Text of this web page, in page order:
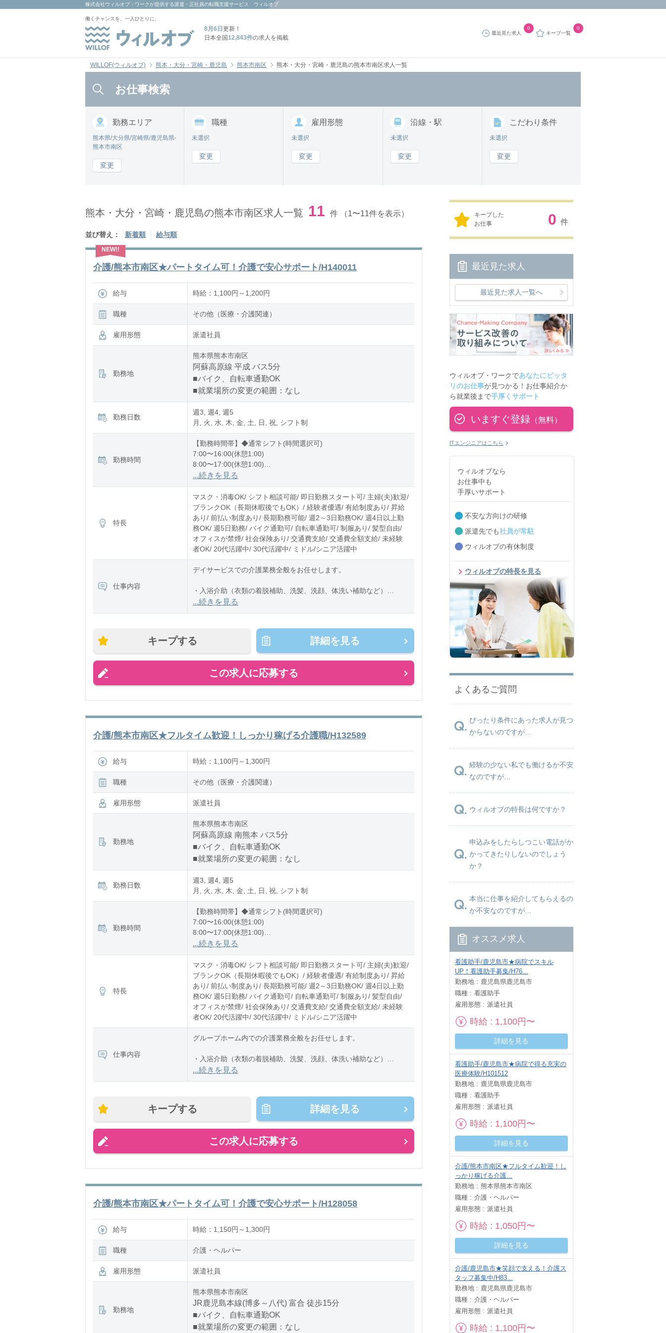
株式会社ウィルオブ・ワーク が提供する派遣・正社員の転職支援サービス ウィルオブ
働くチャンスを、一人ひとりに。
8月6日 更新！
日本全国12,843件の求人を掲載
最近見た求人
0
キープ一覧
0
WILLOF(ウィルオブ) 熊本・大分・宮崎・鹿児島 熊本市南区 熊本・大分・宮崎・鹿児島の熊本市南区求人一覧
お仕事検索
勤務エリア
熊本県/大分県/宮崎県/鹿児島県-
熊本市南区
変更
職種
未選択
変更
雇用形態
未選択
変更
沿線・駅
未選択
変更
こだわり 条件
未選択
変更
熊本・大分・宮崎・鹿児島の熊本市南区求人一覧 11 件 （1〜11件を表示）
並び替え： 新着順 給与順
介護/熊本市南区★パートタイム可！介護で安心サポート/H140011
給与 時給：1,100円～1,200円
職種 その他（医療・介護関連）
雇用形態 派遣社員
勤務地
熊本県熊本市南区
阿蘇高原線 平成 バス5分
■バイク、自転車通勤OK
■就業場所の変更の範囲：なし
勤務日数
週3, 週4, 週5
月, 火, 水, 木, 金, 土, 日, 祝, シフト制
勤務時間
【勤務時間帯】◆通常シフト(時間選択可)
7:00〜16:00(休憩1:00)
8:00〜17:00(休憩1:00)
12:00〜21:00(休憩1:00)
※残業：0〜10時間程度/月
...続きを見る
特長
マスク・消毒OK/ シフト相談可能/ 即日勤務スタート可/ 主婦(夫)歓迎/
ブランクOK（長期休暇後でもOK）/ 経験者優遇/ 有給制度あり/ 昇給
あり/ 前払い制度あり/ 長期勤務可能/ 週2～3日勤務OK/ 週4日以上勤
務OK/ 週5日勤務/ バイク通勤可/ 自転車通勤可/ 制服あり/ 髪型自由/
オフィスが禁煙/ 社会保険あり/ 交通費支給/ 交通費全額支給/ 未経験
者OK/ 20代活躍中/ 30代活躍中/ ミドル/シニア活躍中
仕事内容
デイサービスでの介護業務全般をお任せします。
・入浴介助（衣類の着脱補助、洗髪、洗顔、体洗い補助など）
・食事介助（食事摂取のサポート、声掛け、見守り、配膳など）
...続きを見る
キープする 詳細を見る
この求人に応募する
介護/熊本市南区★フルタイム歓迎！しっかり稼げる介護職/H132589
給与 時給：1,100円～1,300円
職種 その他（医療・介護関連）
雇用形態 派遣社員
勤務地
熊本県熊本市南区
阿蘇高原線 南熊本 バス5分
■バイク、自転車通勤OK
■就業場所の変更の範囲：なし
勤務日数
週3, 週4, 週5
月, 火, 水, 木, 金, 土, 日, 祝, シフト制
勤務時間
【勤務時間帯】◆通常シフト(時間選択可)
7:00〜16:00(休憩1:00)
8:00〜17:00(休憩1:00)
12:00〜21:00(休憩1:00)
※残業：0〜10時間程度/月
...続きを見る
特長
マスク・消毒OK/ シフト相談可能/ 即日勤務スタート可/ 主婦(夫)歓迎/
ブランクOK（長期休暇後でもOK）/ 経験者優遇/ 有給制度あり/ 昇給
あり/ 前払い制度あり/ 長期勤務可能/ 週2～3日勤務OK/ 週4日以上勤
務OK/ 週5日勤務/ バイク通勤可/ 自転車通勤可/ 制服あり/ 髪型自由/
オフィスが禁煙/ 社会保険あり/ 交通費支給/ 交通費全額支給/ 未経験
者OK/ 20代活躍中/ 30代活躍中/ ミドル/シニア活躍中
仕事内容
グループホーム内での介護業務全般をお任せします。
・入浴介助（衣類の着脱補助、洗髪、洗顔、体洗い補助など）
・食事介助（食事摂取のサポート、声掛け、見守り、配膳など）
...続きを見る
キープする 詳細を見る
この求人に応募する
介護/熊本市南区★パートタイム可！介護で安心サポート/H128058
給与 時給：1,150円～1,300円
職種 介護・ヘルパー
雇用形態 派遣社員
勤務地
熊本県熊本市南区
JR鹿児島本線(博多～八代) 富合 徒歩15分
■バイク、自転車通勤OK
■就業場所の変更の範囲：なし
キープした
お仕事
0 件
最近見た求人
最近見た求人一覧へ
ウィルオブ・ワークであなたにピッタ
リのお仕事が見つかる！お仕事紹介か
ら就業後まで手厚くサポート
いますぐ登録 （無料）
ITエンジニアはこちら
ウィルオブなら
お仕事中も
手厚いサポート
不安な方向けの研修
派遣先でも社員が常駐
ウィルオブの有休制度
ウィルオブの特長を見る
よくあるご質問
ぴったり条件にあった求人が見つ
からないのですが…
経験の少ない私でも働けるか不安
なのですが…
ウィルオブの特長は何ですか？
申込みをしたらしつこい電話がか
かってきたりしないのでしょう
か？
本当に仕事を紹介してもらえるの
か不安なのですが…
オススメ求人
看護助手/鹿児島市★病院でスキル
UP！看護助手募集/H76...
勤務地
鹿児島県鹿児島市
職種
看護助手
雇用形態
派遣社員
時給 1,100円〜
詳細を見る
看護助手/鹿児島市★病院で得る充実の
医療体験/H101512
勤務地
鹿児島県鹿児島市
職種
看護助手
雇用形態
派遣社員
時給 1,100円〜
詳細を見る
介護/熊本市南区★フルタイム歓迎！し
っかり稼げる介護...
勤務地
熊本県熊本市南区
職種
介護・ヘルパー
雇用形態
派遣社員
時給 1,050円〜
詳細を見る
介護/鹿児島市★笑顔で支える！介護ス
タッフ募集中/H83...
勤務地
鹿児島県鹿児島市
職種
介護・ヘルパー
雇用形態
派遣社員
時給 1,100円〜